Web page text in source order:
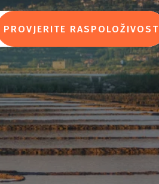
PROVJERITE RASPOLOŽIVOST